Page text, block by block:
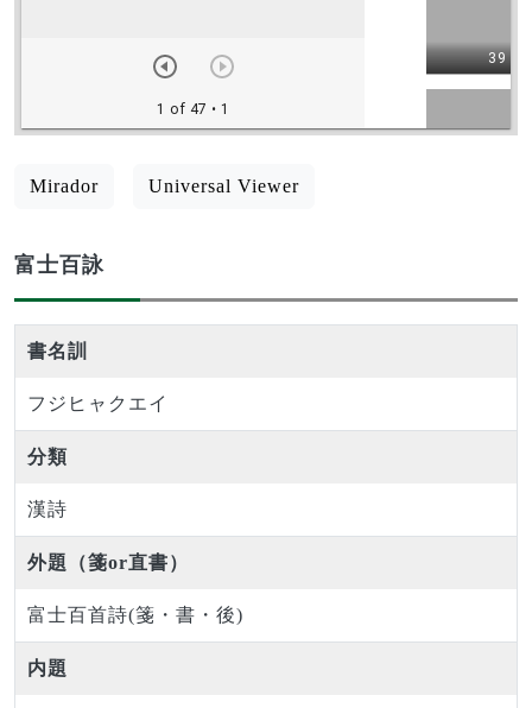
Mirador Universal Viewer
富士百詠
書名訓
フジヒャクエイ
分類
漢詩
外題（箋or直書）
富士百首詩(箋・書・後)
内題